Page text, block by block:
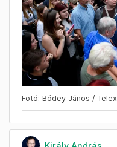
Fotó: Bődey János / Telex